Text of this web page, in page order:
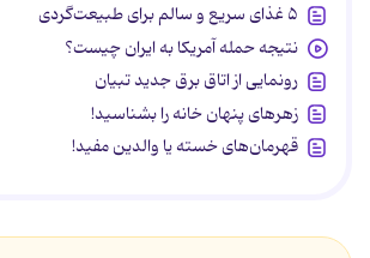
۵ غذای سریع و سالم برای طبیعت‌گردی
نتیجه حمله آمریکا به ایران چیست؟
رونمایی از اتاق برق جدید تبیان
زهرهای پنهان خانه را بشناسید!
قهرمان‌های خسته یا والدین مفید!